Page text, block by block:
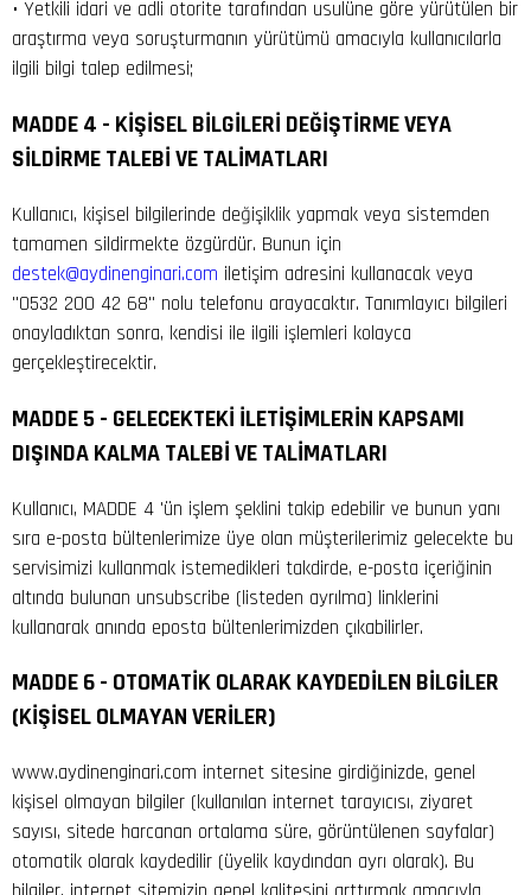
• Yetkili idari ve adli otorite tarafından usulüne göre yürütülen bir
araştırma veya soruşturmanın yürütümü amacıyla kullanıcılarla
ilgili bilgi talep edilmesi;
MADDE 4 - KİŞİSEL BİLGİLERİ DEĞİŞTİRME VEYA
SİLDİRME TALEBİ VE TALİMATLARI
Kullanıcı, kişisel bilgilerinde değişiklik yapmak veya sistemden
tamamen sildirmekte özgürdür. Bunun için
destek@aydinenginari.com iletişim adresini kullanacak veya
"0532 200 42 68" nolu telefonu arayacaktır. Tanımlayıcı bilgileri
onayladıktan sonra, kendisi ile ilgili işlemleri kolayca
gerçekleştirecektir.
MADDE 5 - GELECEKTEKİ İLETİŞİMLERİN KAPSAMI
DIŞINDA KALMA TALEBİ VE TALİMATLARI
Kullanıcı, MADDE 4 'ün işlem şeklini takip edebilir ve bunun yanı
sıra e-posta bültenlerimize üye olan müşterilerimiz gelecekte bu
servisimizi kullanmak istemedikleri takdirde, e-posta içeriğinin
altında bulunan unsubscribe (listeden ayrılma) linklerini
kullanarak anında eposta bültenlerimizden çıkabilirler.
MADDE 6 - OTOMATİK OLARAK KAYDEDİLEN BİLGİLER
(KİŞİSEL OLMAYAN VERİLER)
www.aydinenginari.com internet sitesine girdiğinizde, genel
kişisel olmayan bilgiler (kullanılan internet tarayıcısı, ziyaret
sayısı, sitede harcanan ortalama süre, görüntülenen sayfalar)
otomatik olarak kaydedilir (üyelik kaydından ayrı olarak). Bu